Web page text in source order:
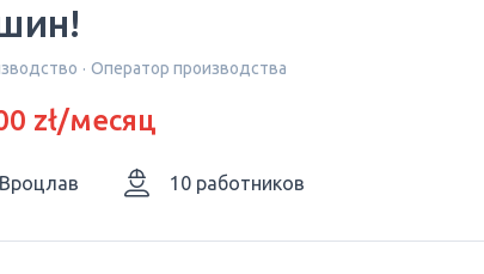
Оператор производства
zł/месяц
10 работников